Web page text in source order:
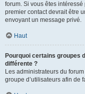
forum. Si vous êtes intéressé
premier contact devrait être
envoyant un message privé.
Haut
Pourquoi certains groupes
différente ?
Les administrateurs du
groupe d’utilisateurs afin de